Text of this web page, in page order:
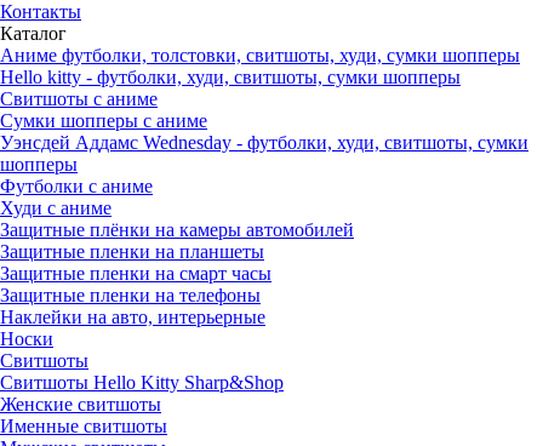
Контакты
Каталог
Аниме футболки, толстовки, свитшоты, худи, сумки шопперы
Hello kitty - футболки, худи, свитшоты, сумки шопперы
Свитшоты с аниме
Сумки шопперы с аниме
Уэнсдей Аддамс Wednesday - футболки, худи, свитшоты, сумки
шопперы
Футболки с аниме
Худи с аниме
Защитные плёнки на камеры автомобилей
Защитные пленки на планшеты
Защитные пленки на смарт часы
Защитные пленки на телефоны
Наклейки на авто, интерьерные
Носки
Свитшоты
Cвитшоты Hello Kitty Sharp&Shop
Женские свитшоты
Именные свитшоты